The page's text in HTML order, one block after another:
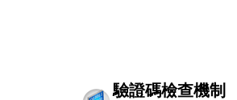
驗證碼檢查機制